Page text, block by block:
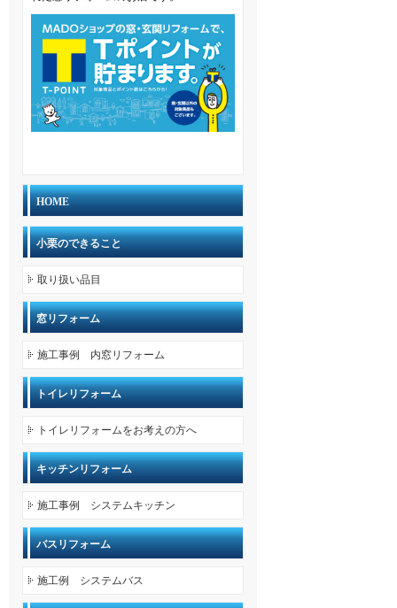
HOME
小栗のできること
取り扱い品目
窓リフォーム
施工事例 内窓リフォーム
トイレリフォーム
トイレリフォームをお考えの方へ
キッチンリフォーム
施工事例 システムキッチン
バスリフォーム
施工例 システムバス